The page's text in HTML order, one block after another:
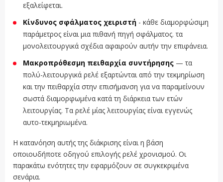
εξαλείφεται.
Κίνδυνος σφάλματος χειριστή - κάθε διαμορφώσιμη
παράμετρος είναι μια πιθανή πηγή σφάλματος. τα
μονολειτουργικά σχέδια αφαιρούν αυτήν την επιφάνεια.
Μακροπρόθεσμη πειθαρχία συντήρησης — τα
πολύ-λειτουργικά ρελέ εξαρτώνται από την τεκμηρίωση
και την πειθαρχία στην επισήμανση για να παραμείνουν
σωστά διαμορφωμένα κατά τη διάρκεια των ετών
λειτουργίας. Τα ρελέ μίας λειτουργίας είναι εγγενώς
αυτο-τεκμηριωμένα.
Η κατανόηση αυτής της διάκρισης είναι η βάση
οποιουδήποτε οδηγού επιλογής ρελέ χρονισμού. Οι
παρακάτω ενότητες την εφαρμόζουν σε συγκεκριμένα
σενάρια.